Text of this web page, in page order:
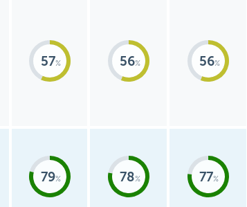
57 56 56
79 78 77